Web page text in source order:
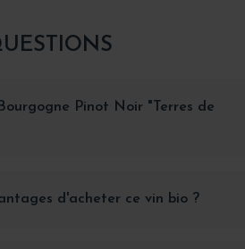
Pinot Noir "Terres de
d'acheter ce vin bio ?